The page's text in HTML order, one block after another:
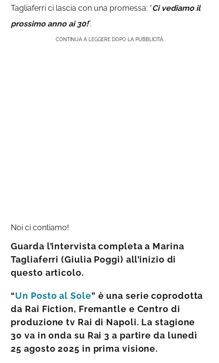
Tagliaferri ci lascia con una promessa: “Ci vediamo il
prossimo anno ai 30!”.
CONTINUA A LEGGERE DOPO LA PUBBLICITÀ
Noi ci contiamo!
Guarda l’intervista completa a Marina
Tagliaferri (Giulia Poggi) all’inizio di
questo articolo.
“Un Posto al Sole” è una serie coprodotta
da Rai Fiction, Fremantle e Centro di
produzione tv Rai di Napoli. La stagione
30 va in onda su Rai 3 a partire da lunedì
25 agosto 2025 in prima visione.